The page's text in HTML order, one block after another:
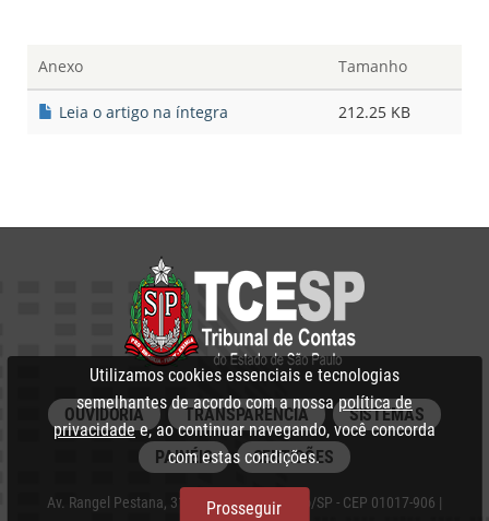
Anexo Tamanho
Leia o artigo na íntegra 212.25 KB
OUVIDORIA TRANSPARÊNCIA SISTEMAS
PAINÉIS CERTIDÕES
Av. Rangel Pestana, 315 - Centro, São Paulo/SP - CEP 01017-906 |
Utilizamos cookies essenciais e tecnologias
semelhantes de acordo com a nossapolítica de
privacidadee, ao continuar navegando, você concorda
com estas condições.
Prosseguir